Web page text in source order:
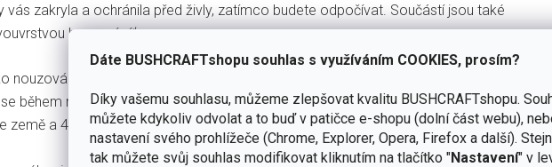
Dáte BUSHCRAFTshopu souhlas s využíváním COOKIES, prosím?
Díky vašemu souhlasu, můžeme zlepšovat kvalitu BUSHCRAFTshopu.
můžete kdykoliv odvolat a to buď v patičce e-shopu (dolní část webu),
nastavení svého prohlížeče (Chrome, Explorer, Opera, Firefox a další).
tak můžete svůj souhlas modifikovat kliknutím na tlačítko "Nastavení" v
vás zakryla a ochránila před živly, zatímco budete odpočívat. Součástí jsou také
houpací síť.
nouzová nosítka se šesti provázkovými držadly a nosností minimálně 500 kg.
během několika sekund přemění na mini stan se zipovým vchodem, jednoduše
země a 4 kolíků.